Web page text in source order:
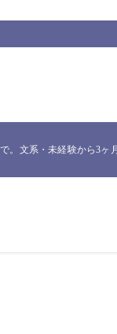
文系・未経験から3